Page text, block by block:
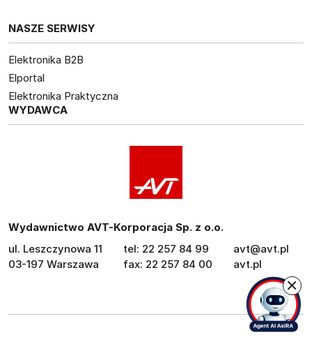
NASZE SERWISY
Elektronika B2B
Elportal
Elektronika Praktyczna
WYDAWCA
Wydawnictwo AVT-Korporacja Sp. z o.o.
ul. Leszczynowa 11
03-197 Warszawa
tel: 22 257 84 99
fax: 22 257 84 00
avt@avt.pl
avt.pl